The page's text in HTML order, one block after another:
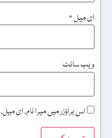
ای میل*
ویب‌ سائٹ
اس براؤزر میں میرا نام، ای